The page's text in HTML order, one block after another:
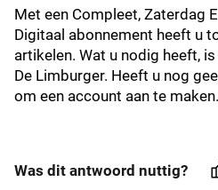
Met een Compleet, Zaterdag
Digitaal abonnement heeft u
artikelen. Wat u nodig heeft,
De Limburger. Heeft u nog
om een account aan te maken.
Was dit antwoord nuttig?